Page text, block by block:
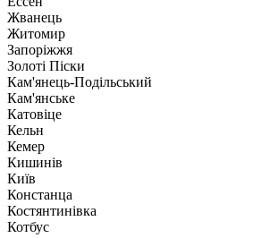
Жванець
Житомир
Запоріжжя
Золоті Піски
Кам'янець-Подільський
Кам'янське
Катовіце
Кельн
Кемер
Кишинів
Київ
Констанца
Костянтинівка
Котбус